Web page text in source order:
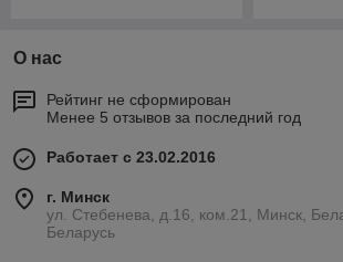
О нас
Рейтинг не сформирован
Менее 5 отзывов за последний год
Работает с 23.02.2016
г. Минск
ул. Стебенева, д.16, ком.21, Минск,
Беларусь